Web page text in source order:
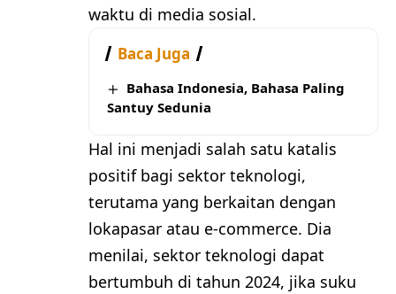
waktu di media sosial.
Baca Juga
Bahasa Indonesia, Bahasa Paling
Santuy Sedunia
Hal ini menjadi salah satu katalis
positif bagi sektor teknologi,
terutama yang berkaitan dengan
lokapasar atau e-commerce. Dia
menilai, sektor teknologi dapat
bertumbuh di tahun 2024, jika suku